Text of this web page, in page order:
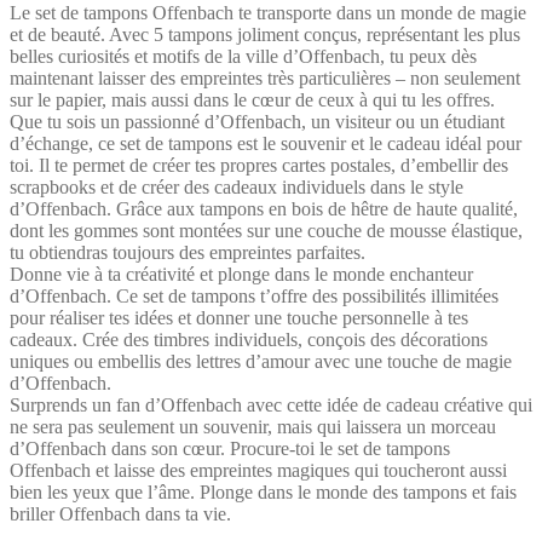
Le set de tampons Offenbach te transporte dans un monde de magie
et de beauté. Avec 5 tampons joliment conçus, représentant les plus
belles curiosités et motifs de la ville d’Offenbach, tu peux dès
maintenant laisser des empreintes très particulières – non seulement
sur le papier, mais aussi dans le cœur de ceux à qui tu les offres.
Que tu sois un passionné d’Offenbach, un visiteur ou un étudiant
d’échange, ce set de tampons est le souvenir et le cadeau idéal pour
toi. Il te permet de créer tes propres cartes postales, d’embellir des
scrapbooks et de créer des cadeaux individuels dans le style
d’Offenbach. Grâce aux tampons en bois de hêtre de haute qualité,
dont les gommes sont montées sur une couche de mousse élastique,
tu obtiendras toujours des empreintes parfaites.
Donne vie à ta créativité et plonge dans le monde enchanteur
d’Offenbach. Ce set de tampons t’offre des possibilités illimitées
pour réaliser tes idées et donner une touche personnelle à tes
cadeaux. Crée des timbres individuels, conçois des décorations
uniques ou embellis des lettres d’amour avec une touche de magie
d’Offenbach.
Surprends un fan d’Offenbach avec cette idée de cadeau créative qui
ne sera pas seulement un souvenir, mais qui laissera un morceau
d’Offenbach dans son cœur. Procure-toi le set de tampons
Offenbach et laisse des empreintes magiques qui toucheront aussi
bien les yeux que l’âme. Plonge dans le monde des tampons et fais
briller Offenbach dans ta vie.